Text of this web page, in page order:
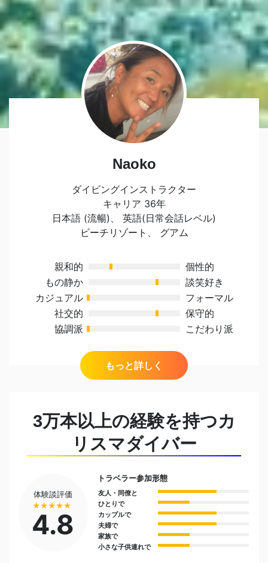
Naoko
ダイビングインストラクター
キャリア 36年
日本語 (流暢)、 英語(日常会話レベル)
ビーチリゾート
グアム
親和的
個性的
もの静か
談笑好き
カジュアル
フォーマル
社交的
保守的
協調派
こだわり派
日本、東京
これまでに住んだことがある国や都市
今住んでいる場所／街で一番好きなところ・穴場
最近オープンしたツバキタワーから見えるタモン
湾の夜景
3万本以上の経験を持つカ
リスマダイバー
体験談評価
★★★★★
4.8
トラベラー参加形態
友人・同僚と
ひとりで
カップルで
夫婦で
家族で
小さな子供連れで